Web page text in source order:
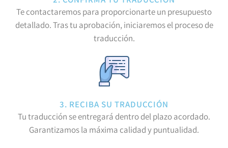
Te contactaremos para proporcionarte un presupuesto
detallado. Tras tu aprobación, iniciaremos el proceso de
traducción.
3. RECIBA SU TRADUCCIÓN
Tu traducción se entregará dentro del plazo acordado.
Garantizamos la máxima calidad y puntualidad.